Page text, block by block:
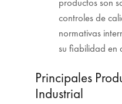
productos son
controles de
normativas
su fiabilidad en
Principales
Industrial